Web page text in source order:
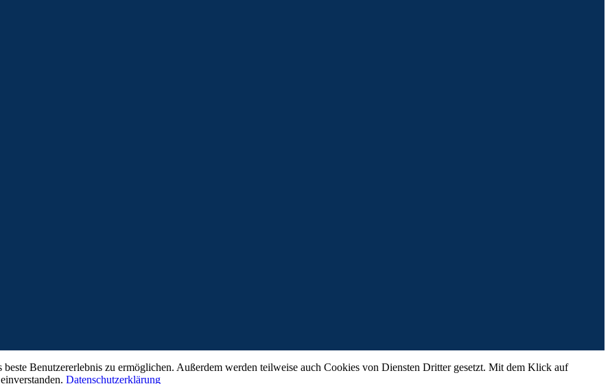
Benutzererlebnis zu ermöglichen. Außerdem werden teilweise auch Cookies von Diensten Dritter gesetzt. Mit dem Klick auf
Datenschutzerklärung